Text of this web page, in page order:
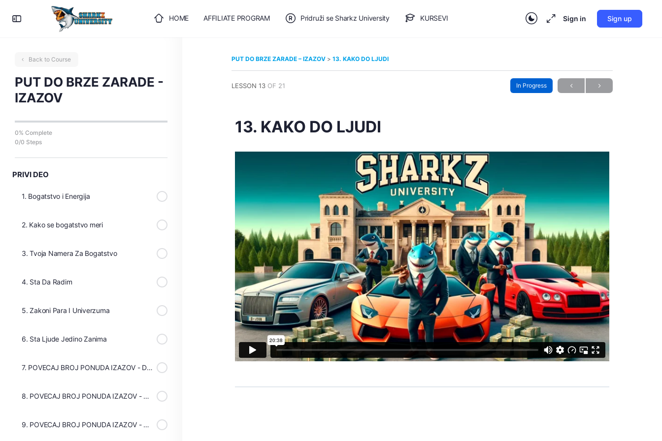
HOME AFFILIATE PROGRAM Pridruži se Sharkz University KURSEVI
🎯 BESPLATAN PLAN
Sign in Sign up
Back to Course
PUT DO BRZE ZARADE -
IZAZOV
0% Complete
0/0 Steps
PRIVI DEO
1. Bogatstvo i Energija
2. Kako se bogatstvo meri
3. Tvoja Namera Za Bogatstvo
4. Sta Da Radim
5. Zakoni Para I Univerzuma
6. Sta Ljude Jedino Zanima
7. POVECAJ BROJ PONUDA IZAZOV - DAN 1
8. POVECAJ BROJ PONUDA IZAZOV - DAN 2
9. POVECAJ BROJ PONUDA IZAZOV - DAN 3
PUT DO BRZE ZARADE – IZAZOV 13. KAKO DO LJUDI
LESSON 13 OF 21 In Progress
13. KAKO DO LJUDI